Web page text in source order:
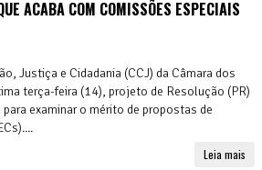
ACABA COM COMISSÕES ESPECIAIS
Justiça e Cidadania (CCJ) da Câmara dos
terça-feira (14), projeto de Resolução (PR)
examinar o mérito de propostas de
Leia mais